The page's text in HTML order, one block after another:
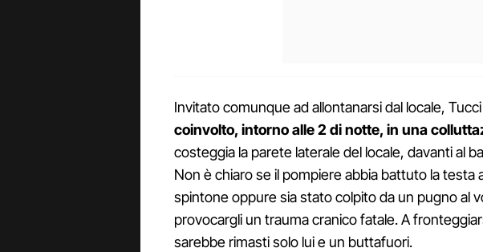
Invitato comunque ad allontanarsi dal locale,
coinvolto, intorno alle 2 di notte, in una
costeggia la parete laterale del locale, davanti al
Non è chiaro se il pompiere abbia battuto la testa
spintone oppure sia stato colpito da un pugno al
provocargli un trauma cranico fatale. A
sarebbe rimasti solo lui e un buttafuori.